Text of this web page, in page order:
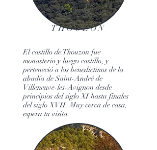
EL CASTILLO
DE
THOUZON
El castillo de Thouzon fue
monasterio y luego castillo, y
perteneció a los benedictinos de la
abadía de Saint-André de
Villeneuve-les-Avignon desde
principios del siglo XI hasta finales
del siglo XVII. Muy cerca de casa,
espera tu visita.